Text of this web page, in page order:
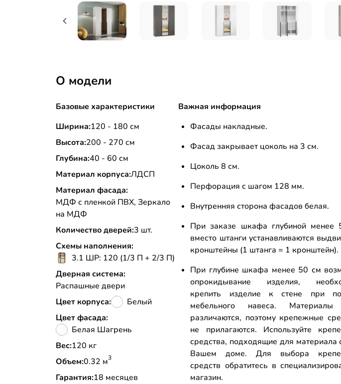
О модели
Базовые характеристики
Ширина:120 - 180 см
Высота:200 - 270 см
Глубина:40 - 60 см
Материал корпуса:ЛДСП
Материал фасада:
МДФ с пленкой ПВХ, Зеркало
на МДФ
Количество дверей:3 шт.
Схемы наполнения:
3.1 ШР: 120 (1/3 П + 2/3 П)
Дверная система:
Распашные двери
Цвет корпуса:
Белый
Цвет фасада:
Белая Шагрень
Вес:
120 кг
Объем:
0.32 м3
Гарантия:18 месяцев
Важная информация
Фасады накладные.
Фасад закрывает цоколь на 3 см.
Цоколь 8 см.
Перфорация с шагом 128 мм.
Внутренняя сторона фасадов белая.
При заказе шкафа глубиной менее
вместо штанги устанавливаются
кронштейны (1 штанга = 1 кронштейн).
При глубине шкафа менее 50 см
опрокидывание изделия,
крепить изделие к стене при
мебельного навеса. Материалы
различаются, поэтому крепежные
не прилагаются. Используйте
средства, подходящие для материала
Вашем доме. Для выбора
средств обратитесь в
магазин.